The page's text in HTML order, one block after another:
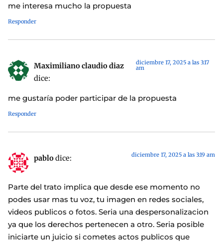
me interesa mucho la propuesta
Responder
Maximiliano claudio diaz
dice:
diciembre 17, 2025 a las 3:17
am
me gustaría poder participar de la propuesta
Responder
pablodice: diciembre 17, 2025 a las 3:19 am
Parte del trato implica que desde ese momento no
podes usar mas tu voz, tu imagen en redes sociales,
videos publicos o fotos. Seria una despersonalizacion
ya que los derechos pertenecen a otro. Seria posible
iniciarte un juicio si cometes actos publicos que